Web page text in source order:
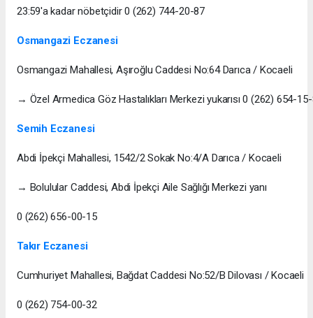
23:59'a kadar nöbetçidir 0 (262) 744-20-87
Osmangazi Eczanesi
Osmangazi Mahallesi, Aşıroğlu Caddesi No:64 Darıca / Kocaeli
→ Özel Armedica Göz Hastalıkları Merkezi yukarısı 0 (262) 654-
Semih Eczanesi
Abdi İpekçi Mahallesi, 1542/2 Sokak No:4/A Darıca / Kocaeli
→ Bolulular Caddesi, Abdi İpekçi Aile Sağlığı Merkezi yanı
0 (262) 656-00-15
Takır Eczanesi
Cumhuriyet Mahallesi, Bağdat Caddesi No:52/B Dilovası / Kocaeli
0 (262) 754-00-32